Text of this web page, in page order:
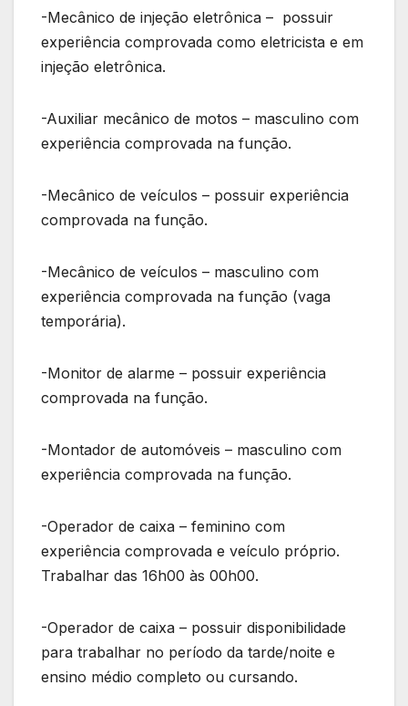
-Mecânico de injeção eletrônica – possuir
experiência comprovada como eletricista e em
injeção eletrônica.
-Auxiliar mecânico de motos – masculino com
experiência comprovada na função.
-Mecânico de veículos – possuir experiência
comprovada na função.
-Mecânico de veículos – masculino com
experiência comprovada na função (vaga
temporária).
-Monitor de alarme – possuir experiência
comprovada na função.
-Montador de automóveis – masculino com
experiência comprovada na função.
-Operador de caixa – feminino com
experiência comprovada e veículo próprio.
Trabalhar das 16h00 às 00h00.
-Operador de caixa – possuir disponibilidade
para trabalhar no período da tarde/noite e
ensino médio completo ou cursando.